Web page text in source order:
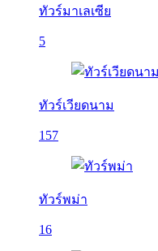
ทัวร์มาเลเซีย
5
ทัวร์เวียดนาม
157
ทัวร์พม่า
16